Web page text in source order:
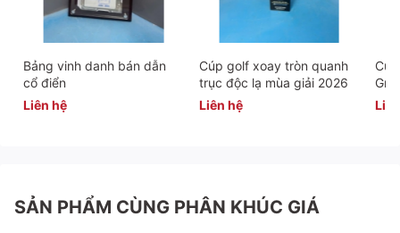
Giao hàng toàn quốc
Hotline: 0942283336
🌐Website:https://cupdocquyen.com/
Bảng vinh danh bán dẫn
cổ điển
Liên hệ
Cúp golf xoay tròn quanh
trục độc lạ mùa giải 2026
Liên hệ
SẢN PHẨM CÙNG PHÂN KHÚC GIÁ